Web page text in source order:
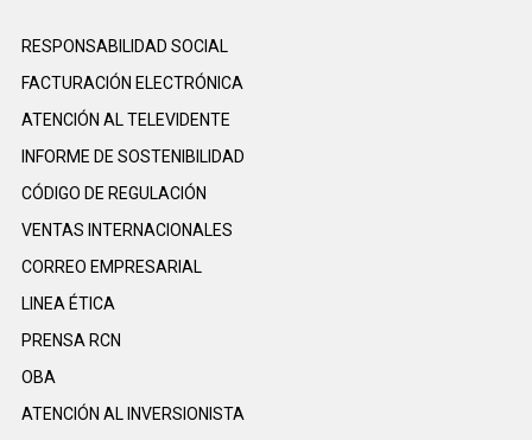
RESPONSABILIDAD SOCIAL
FACTURACIÓN ELECTRÓNICA
ATENCIÓN AL TELEVIDENTE
INFORME DE SOSTENIBILIDAD
CÓDIGO DE REGULACIÓN
VENTAS INTERNACIONALES
CORREO EMPRESARIAL
LINEA ÉTICA
PRENSA RCN
OBA
ATENCIÓN AL INVERSIONISTA